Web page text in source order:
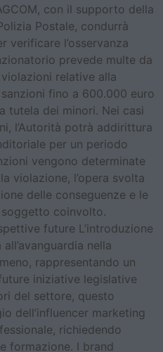
con il supporto della
Postale, condurrà
verificare l’osservanza
prevede multe da
relative alla
fino a 600.000 euro
tutela dei minori. Nei casi
l’Autorità potrà addirittura
per un periodo
vengono determinate
violazione, l’opera svolta
delle conseguenze e le
coinvolto.
future L’introduzione
nella
rappresentando un
iniziative legislative
del settore, questo
dell’influencer marketing
richiedendo
formazione. I brand